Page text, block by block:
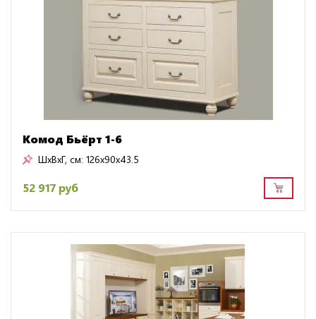
Комод Бьёрт 1-6
ШxВxГ, см: 126x90x43.5
52 917 руб